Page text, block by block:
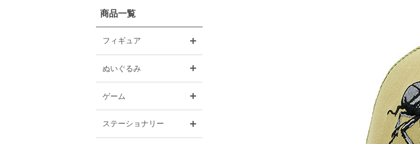
商品一覧
フィギュア
ぬいぐるみ
ゲーム
ステーショナリー